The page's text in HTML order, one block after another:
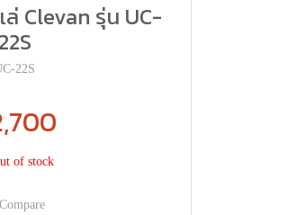
Clevan รุ่น UC-
22S
22S
of stock
Compare